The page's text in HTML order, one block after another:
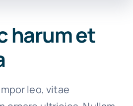
harum et
leo, vitae